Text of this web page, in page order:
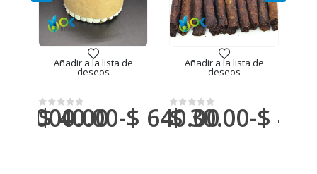
力膏状提取物
马逊植物
满净化死藤水仪式器具
10克，每公斤 / - (Banisteriopsis caapi)
3,000.00
Añadir a la lista de
deseos
销售（全国邮件）
MAPACHO / 7 厘米 / 9 厘米 / 12
0满分 5 分
$40.00-$ 640.00
Añadir a la lista de
deseos
销售（全国邮件）
MAPACHO 纯的
0满分 5 分
$30.00-$